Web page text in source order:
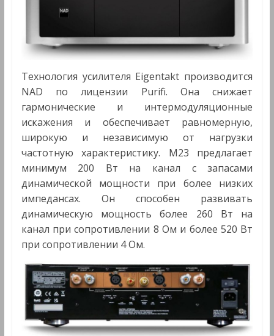
Технология усилителя Eigentakt производится
NAD по лицензии Purifi. Она снижает
гармонические и интермодуляционные
искажения и обеспечивает равномерную,
широкую и независимую от нагрузки
частотную характеристику. M23 предлагает
минимум 200 Вт на канал с запасами
динамической мощности при более низких
импедансах. Он способен развивать
динамическую мощность более 260 Вт на
канал при сопротивлении 8 Ом и более 520 Вт
при сопротивлении 4 Ом.